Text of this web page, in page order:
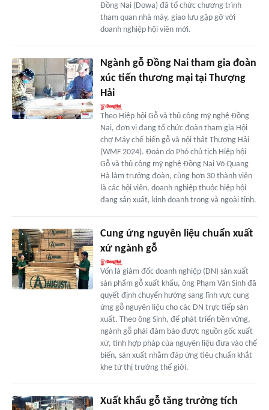
Đồng Nai (Dowa) đã tổ chức chương trình
tham quan nhà máy, giao lưu gặp gỡ với
doanh nghiệp hội viên mới.
Ngành gỗ Đồng Nai tham gia đoàn
xúc tiến thương mại tại Thượng
Hải
Theo Hiệp hội Gỗ và thủ công mỹ nghệ Đồng
Nai, đơn vị đang tổ chức đoàn tham gia Hội
chợ Máy chế biến gỗ và nội thất Thượng Hải
(WMF 2024). Đoàn do Phó chủ tịch Hiệp hội
Gỗ và thủ công mỹ nghệ Đồng Nai Võ Quang
Hà làm trưởng đoàn, cùng hơn 30 thành viên
là các hội viên, doanh nghiệp thuộc hiệp hội
đang sản xuất, kinh doanh trong và ngoài tỉnh.
Cung ứng nguyên liệu chuẩn xuất
xứ ngành gỗ
Vốn là giám đốc doanh nghiệp (DN) sản xuất
sản phẩm gỗ xuất khẩu, ông Phạm Văn Sinh đã
quyết định chuyển hướng sang lĩnh vực cung
ứng gỗ nguyên liệu cho các DN trực tiếp sản
xuất. Theo ông Sinh, để phát triển bền vững,
ngành gỗ phải đảm bảo được nguồn gốc xuất
xứ, tính hợp pháp của nguyên liệu đưa vào chế
biến, sản xuất nhằm đáp ứng tiêu chuẩn khắt
khe từ thị trường thế giới.
Xuất khẩu gỗ tăng trưởng tích